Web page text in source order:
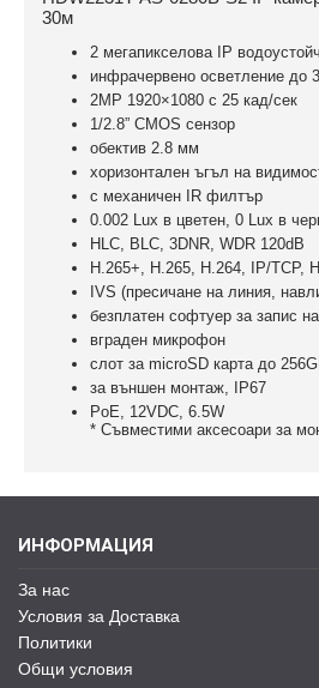
30м
2 мегапикселова IP
инфрачервено осветление до
2MP 1920×1080 с 25 кад/сек
1/2.8” CMOS сензор
обектив 2.8 мм
хоризонтален ъгъл на
с механичен IR филтър
0.002 Lux в цветен, 0 Lux в
HLC, BLC, 3DNR, WDR 120dB
H.265+, H.265, H.264, IP/TCP,
IVS (пресичане на линия,
безплатен софтуер за запис
вграден микрофон
слот за microSD карта до
за външен монтаж, IP67
PoE, 12VDC, 6.5W
* Съвместими аксесоари за
ИНФОРМАЦИЯ
За нас
Условия за Доставка
Политики
Общи условия